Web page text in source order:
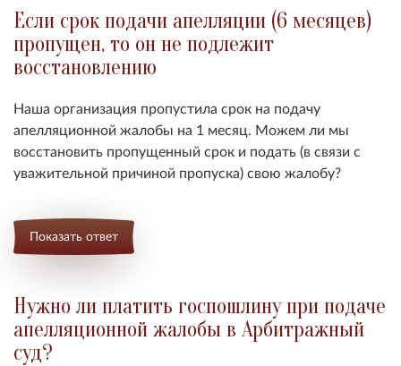
Если срок подачи апелляции (6 месяцев)
пропущен, то он не подлежит
восстановлению
Наша организация пропустила срок на подачу
апелляционной жалобы на 1 месяц. Можем ли мы
восстановить пропущенный срок и подать (в связи с
уважительной причиной пропуска) свою жалобу?
Показать ответ
Нужно ли платить госпошлину при подаче
апелляционной жалобы в Арбитражный
суд?